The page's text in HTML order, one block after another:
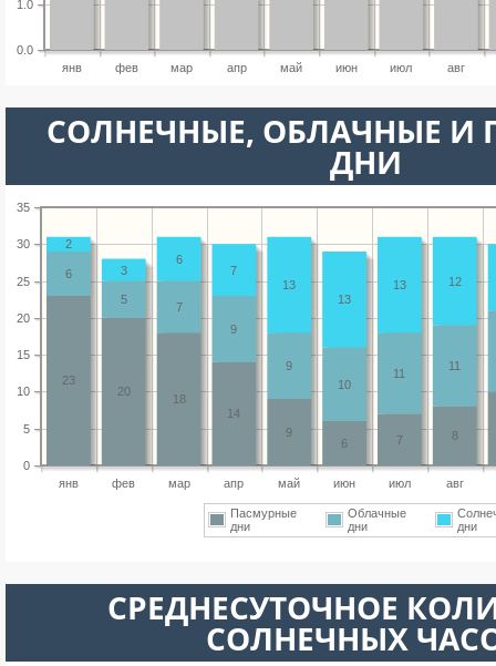
янв фев мар апр май июн июл авг
0.0
1.0
CОЛНЕЧНЫЕ, ОБЛАЧНЫЕ И
ДНИ
янв фев мар апр май июн июл авг
0
5
10
15
20
25
30
35
8
7
6
9
14
18
20
23
11
11
10
9
9
7
5
6
12
13
13
13
7
6
3
2
Пасмурные
дни
Облачные
дни
дни
СРЕДНЕСУТОЧНОЕ
СОЛНЕЧНЫХ